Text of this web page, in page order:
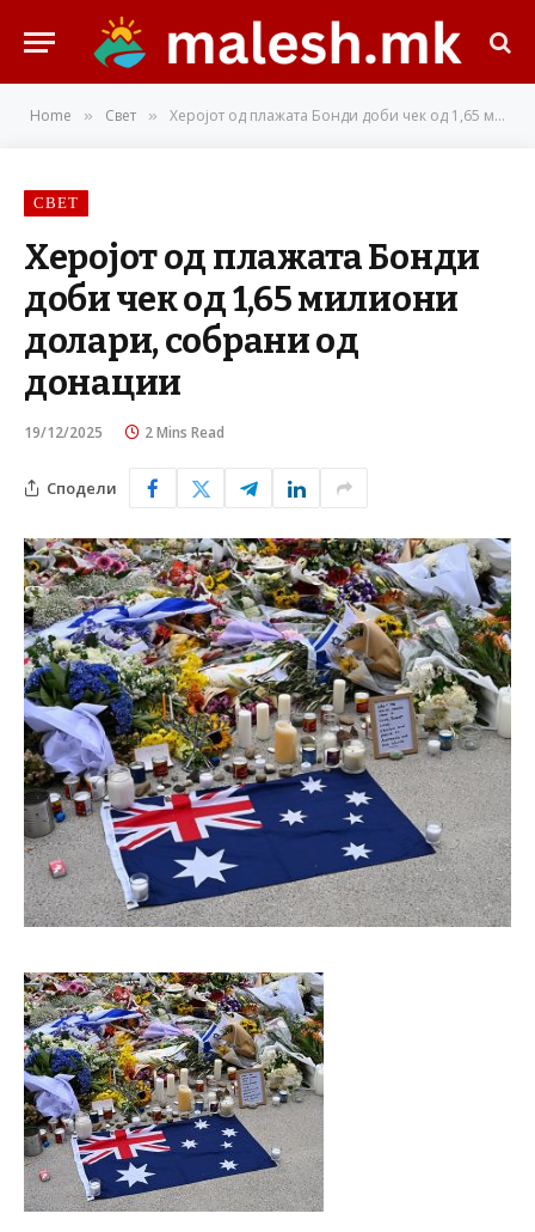
Home » Свет » Херојот од плажата Бонди доби чек од 1,65 милиони долари, собрани од донации
СВЕТ
Херојот од плажата Бонди
доби чек од 1,65 милиони
долари, собрани од
донации
19/12/2025 2 Mins Read
Сподели